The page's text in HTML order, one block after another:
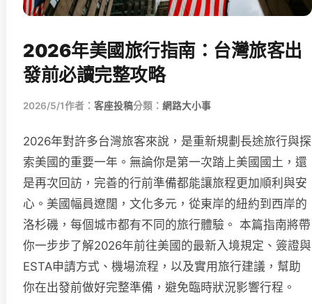
2026年美國旅行指南：台灣旅客出
發前必讀完整攻略
2026/5/1作者： 客座投稿分類： 網路大小事
2026年對許多台灣旅客來說，是重新規劃長途旅行與探
索美國的重要一年。無論你是第一次踏上美國國土，還
是再次回訪，完善的行前準備都能讓旅程更加順利與安
心。美國幅員遼闊，文化多元，從東岸的紐約到西岸的
洛杉磯，每個城市都有不同的旅行體驗。 本篇指南將帶
你一步步了解2026年前往美國的最新入境規定、簽證與
ESTA申請方式、機場流程，以及實用旅行建議，幫助
你在出發前做好完整準備，避免臨時狀況影響行程。